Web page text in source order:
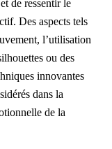
de ressentir le
Des aspects tels
l’utilisation
ou des
innovantes
dans la
de la